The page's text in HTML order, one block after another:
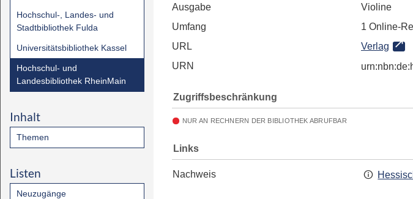
Hochschul-, Landes- und
Stadtbibliothek Fulda
Universitätsbibliothek Kassel
Hochschul- und
Landesbibliothek RheinMain
Inhalt
Themen
Listen
Neuzugänge
Ausgabe
Violine
Umfang
1 Online-
URL
Verlag
URN
Zugriffsbeschränkung
NUR AN RECHNERN DER BIBLIOTHEK ABRUFBAR
Links
Nachweis